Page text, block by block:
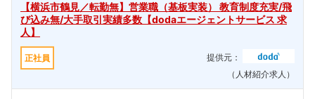
【横浜市鶴見／転勤無】営業職（基板実装） 教育制度充実/飛
び込み無/大手取引実績多数【dodaエージェントサービス 求
人】
正社員
提供元：
（人材紹介求人）